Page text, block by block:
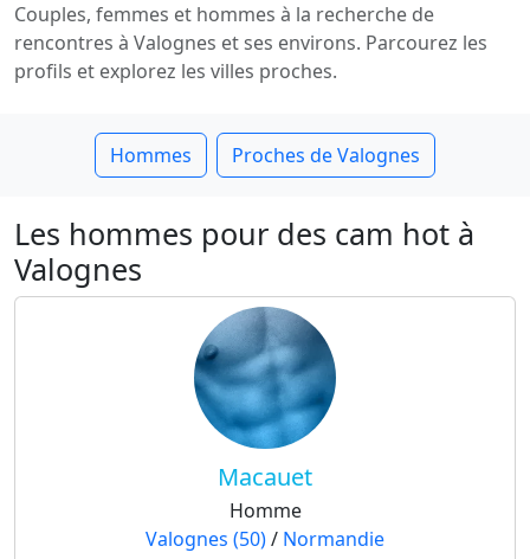
Couples, femmes et hommes à la recherche de
rencontres à Valognes et ses environs. Parcourez les
profils et explorez les villes proches.
Hommes Proches de Valognes
Les hommes pour des cam hot à
Valognes
Macauet
Homme
Valognes (50)/ Normandie